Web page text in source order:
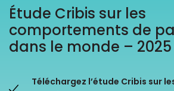
Vos enjeux
Étude Cribis sur les
comportements de
dans le monde – 2025
Téléchargez l’étude Cribis sur